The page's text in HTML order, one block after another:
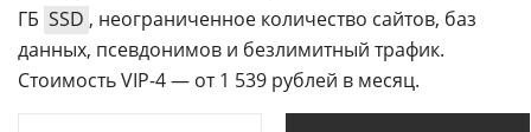
ГБ SSD , неограниченное количество сайтов, баз
данных, псевдонимов и безлимитный трафик.
Стоимость VIP-4 — от 1 539 рублей в месяц.